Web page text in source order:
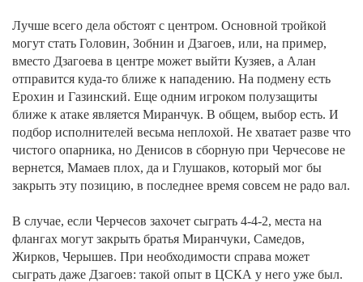
Лучше всего дела обстоят с центром. Основной тройкой
могут стать Головин, Зобнин и Дзагоев, или, на пример,
вместо Дзагоева в центре может выйти Кузяев, а Алан
отправится куда-то ближе к нападению. На подмену есть
Ерохин и Газинский. Еще одним игроком полузащиты
ближе к атаке является Миранчук. В общем, выбор есть. И
подбор исполнителей весьма неплохой. Не хватает разве что
чистого опарника, но Денисов в сборную при Черчесове не
вернется, Мамаев плох, да и Глушаков, который мог бы
закрыть эту позицию, в последнее время совсем не радо вал.
В случае, если Черчесов захочет сыграть 4-4-2, места на
флангах могут закрыть братья Миранчуки, Самедов,
Жирков, Черышев. При необходимости справа может
сыграть даже Дзагоев: такой опыт в ЦСКА у него уже был.